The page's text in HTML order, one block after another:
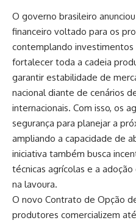
O governo brasileiro
financeiro voltado para os
contemplando
fortalecer toda a cadeia
garantir estabilidade de
nacional diante de cenários
internacionais. Com isso, os
segurança para planejar a
ampliando a capacidade de
iniciativa também busca
técnicas agrícolas e a
na lavoura.
O novo Contrato de Opção
produtores comercializem